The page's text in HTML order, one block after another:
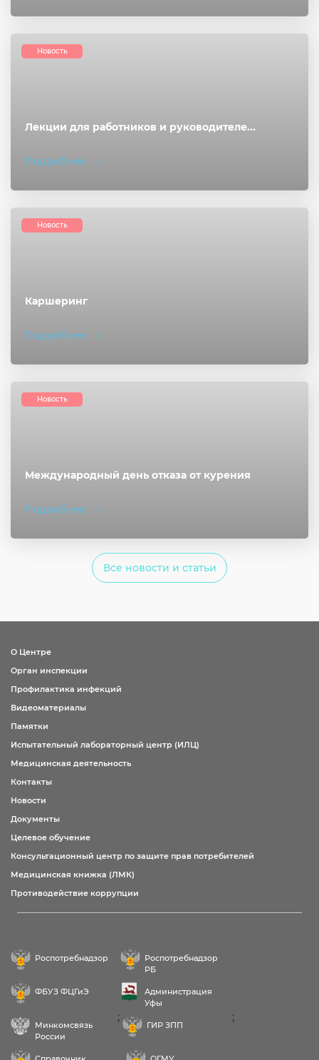
Лекции для работников и руководителе...
Подробнее
Новость
Каршеринг
Подробнее
Новость
Международный день отказа от курения
Подробнее
Новость
Все новости и статьи
О Центре
Орган инспекции
Профилактика инфекций
Видеоматериалы
Памятки
Испытательный лабораторный центр (ИЛЦ)
Медицинская деятельность
Контакты
Новости
Документы
Целевое обучение
Консультационный центр по защите прав потребителей
Медицинская книжка (ЛМК)
Противодействие коррупции
Роспотребнадзор
Роспотребнадзор
РБ
ФБУЗ ФЦГиЭ
Администрация
Уфы
Минкомсвязь
России
;
ГИР ЗПП
;